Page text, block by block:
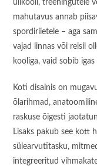
ülikooli, treeningutele
mahutavus annab
spordiriietele – aga
vajad linnas või reisil
kooliga, vaid sobib
Koti disainis on
õlarihmad,
raskuse õigesti
Lisaks pakub see kott
sülearvutitasku,
integreeritud